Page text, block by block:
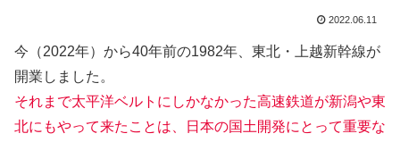
2022.06.11
今（2022年）から40年前の1982年、東北・上越新幹線が
開業しました。
それまで太平洋ベルトにしかなかった高速鉄道が新潟や東
北にもやって来たことは、日本の国土開発にとって重要な